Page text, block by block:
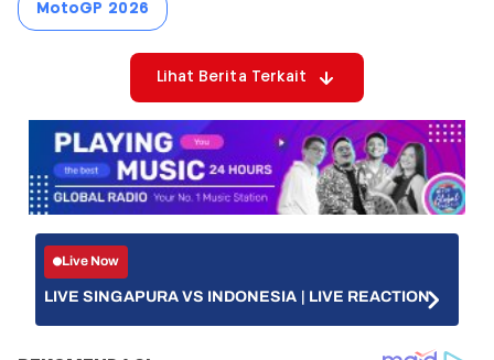
MotoGP 2026
Lihat Berita Terkait
Live Now
LIVE SINGAPURA VS INDONESIA | LIVE REACTION